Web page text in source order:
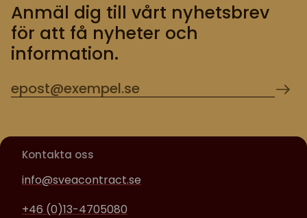
Anmäl dig till vårt nyhetsbrev
för att få nyheter och
information.
Kontakta oss
info@sveacontract.se
+46 (0)13-4705080